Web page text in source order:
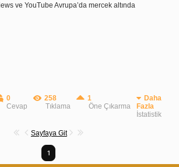
ve YouTube Avrupa’da mercek altında
0
Cevap
258
Tıklama
1
Öne Çıkarma
Daha
Fazla
İstatistik
Sayfaya Git
1